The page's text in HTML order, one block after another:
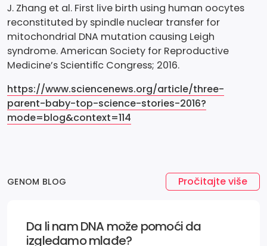
J. Zhang et al. First live birth using human oocytes
reconstituted by spindle nuclear transfer for
mitochondrial DNA mutation causing Leigh
syndrome. American Society for Reproductive
Medicine’s Scientific Congress; 2016.
https://www.sciencenews.org/article/three-
parent-baby-top-science-stories-2016?
mode=blog&context=114
GENOM BLOG Pročitajte više
Da li nam DNA može pomoći da
izgledamo mlađe?